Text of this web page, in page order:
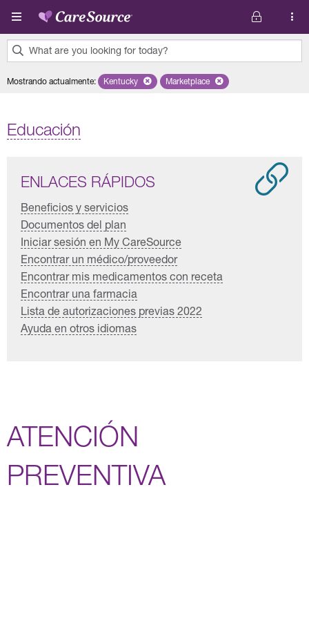
Pasar al contenido principal
What are you looking for today?
results
Mostrando actualmente: Remove selected state 'Kentucky'
Kentucky Remove selected plan
Marketplace
Educación
ENLACES RÁPIDOS
Beneficios y servicios
Documentos del plan
Iniciar sesión en My CareSource
Encontrar un médico/proveedor
Encontrar mis medicamentos con receta
Encontrar una farmacia
Lista de autorizaciones previas 2022
Ayuda en otros idiomas
ATENCIÓN
PREVENTIVA